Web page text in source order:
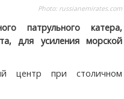
Photo: russianemirates.com
патрульного катера,
для усиления морской
центр при столичном